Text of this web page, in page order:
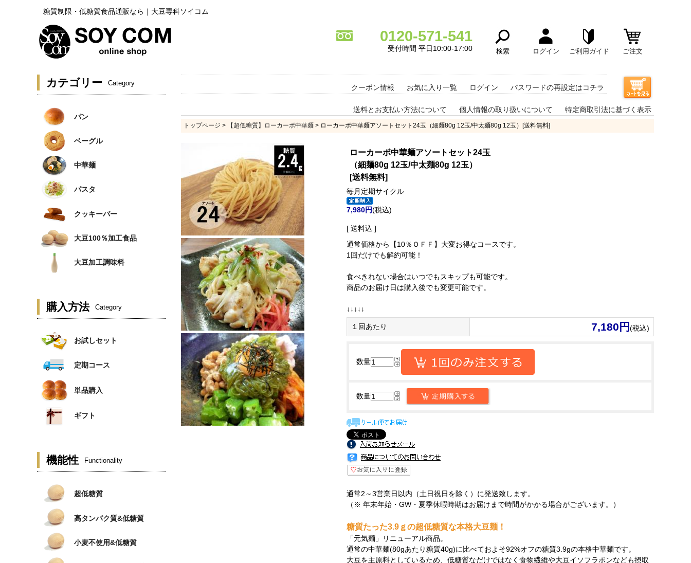
糖質制限・低糖質食品通販なら｜大豆専科ソイコム
0120-571-541
受付時間 平日10:00-17:00 検索 ログイン ご利用ガイド ご注文
カテゴリー Category
パン
ベーグル
中華麺
パスタ
クッキーバー
大豆100％加工食品
大豆加工調味料
購入方法 Category
お試しセット
定期コース
単品購入
ギフト
機能性 Functionality
超低糖質
高タンパク質&低糖質
小麦不使用&低糖質
クーポン情報 お気に入り一覧 ログイン パスワードの再設定はコチラ
送料とお支払い方法について 個人情報の取り扱いについて 特定商取引法に基づく表示
トップページ > 【超低糖質】ローカーボ中華麺 > ローカーボ中華麺アソートセット24玉（細麺80g 12玉/中太麺80g 12玉）[送料無料]
ローカーボ中華麺アソートセット24玉
（細麺80g 12玉/中太麺80g 12玉）
[送料無料]
毎月定期サイクル
7,980円(税込)
[ 送料込 ]
通常価格から【10％ＯＦＦ】大変お得なコースです。
1回だけでも解約可能！
食べきれない場合はいつでもスキップも可能です。
商品のお届け日は購入後でも変更可能です。
↓↓↓↓↓
１回あたり 7,180円 (税込)
数量
数量
通常2～3営業日以内（土日祝日を除く）に発送致します。
（※ 年末年始・GW・夏季休暇時期はお届けまで時間がかかる場合がございます。）
糖質たった3.9ｇの超低糖質な本格大豆麺！
「元気麺」リニューアル商品。
通常の中華麺(80gあたり糖質40g)に比べておよそ92%オフの糖質3.9gの本格中華麺です。
大豆を主原料としているため、低糖質なだけではなく食物繊維や大豆イソフラボンなども摂取